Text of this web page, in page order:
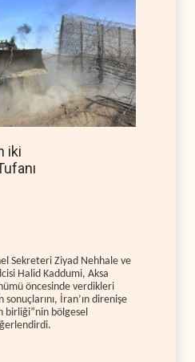
iki
Sekreteri Ziyad Nehhale ve
Halid Kaddumi, Aksa
öncesinde verdikleri
İran’ın direnişe
birliği”nin bölgesel